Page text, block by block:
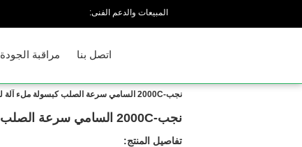
المبيعات والدعم الفنى:
مراقبة الجودة اتصل بنا
نجب-2000C السامي سرعة الصلب كبسولة ملء آلة لمسحوق أو ملء الحبيبة
نجب-2000C السامي سرعة الصلب كبسولة ملء آلة لمسحوق أو ملء الحبيبة
تفاصيل المنتج: